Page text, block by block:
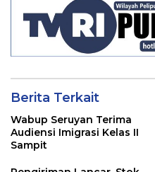
Berita Terkait
Wabup Seruyan Terima
Audiensi Imigrasi Kelas II
Sampit